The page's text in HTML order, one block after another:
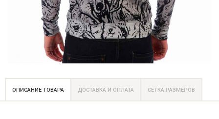
ОПИСАНИЕ ТОВАРА ДОСТАВКА И ОПЛАТА СЕТКА РАЗМЕРОВ